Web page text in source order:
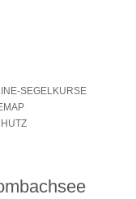
SEGELKURSE